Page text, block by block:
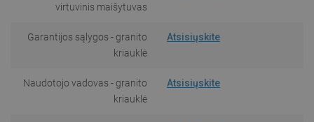
virtuvinis maišytuvas
Garantijos sąlygos - granito
kriauklė
Atsisiųskite
Naudotojo vadovas - granito
kriauklė
Atsisiųskite